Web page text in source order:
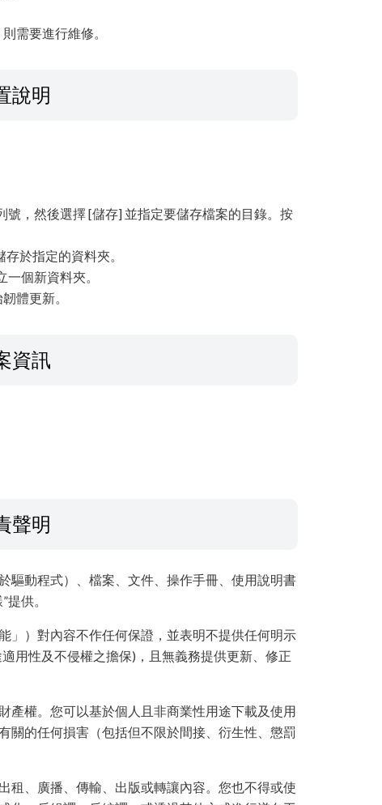
需要進行維修。
說明
，然後選擇 [儲存] 並指定要儲存檔案的目錄。按
於指定的資料夾。
個新資料夾。
體更新。
資訊
聲明
驅動程式）、檔案、文件、操作手冊、使用說明書
供。
」）對內容不作任何保證，並表明不提供任何明示
用性及不侵權之擔保)，且無義務提供更新、修正
產權。您可以基於個人且非商業性用途下載及使用
關的任何損害（包括但不限於間接、衍生性、懲罰
租、廣播、傳輸、出版或轉讓內容。您也不得或使